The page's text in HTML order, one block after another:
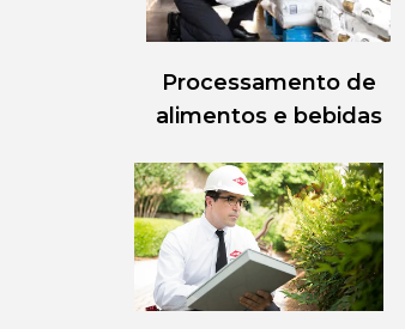
Processamento de
alimentos e bebidas